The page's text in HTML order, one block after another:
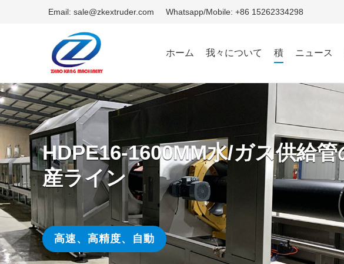
Email: sale@zkextruder.com Whatsapp/Mobile: +86 15262334298
ホーム 我々について 積 ニュース
HDPE16-1600MM水/ガス供給管
産ライン
高速、高精度、自動